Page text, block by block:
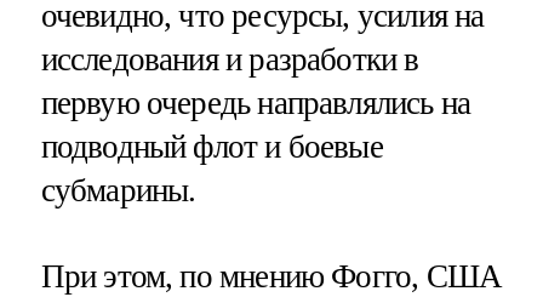
очевидно, что ресурсы, усилия на
исследования и разработки в
первую очередь направлялись на
подводный флот и боевые
субмарины.
При этом, по мнению Фогго, США